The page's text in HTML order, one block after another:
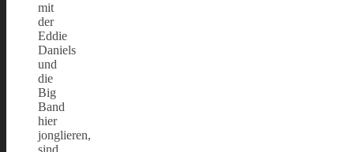
mit
der
Eddie
Daniels
und
die
Big
Band
hier
jonglieren,
sind